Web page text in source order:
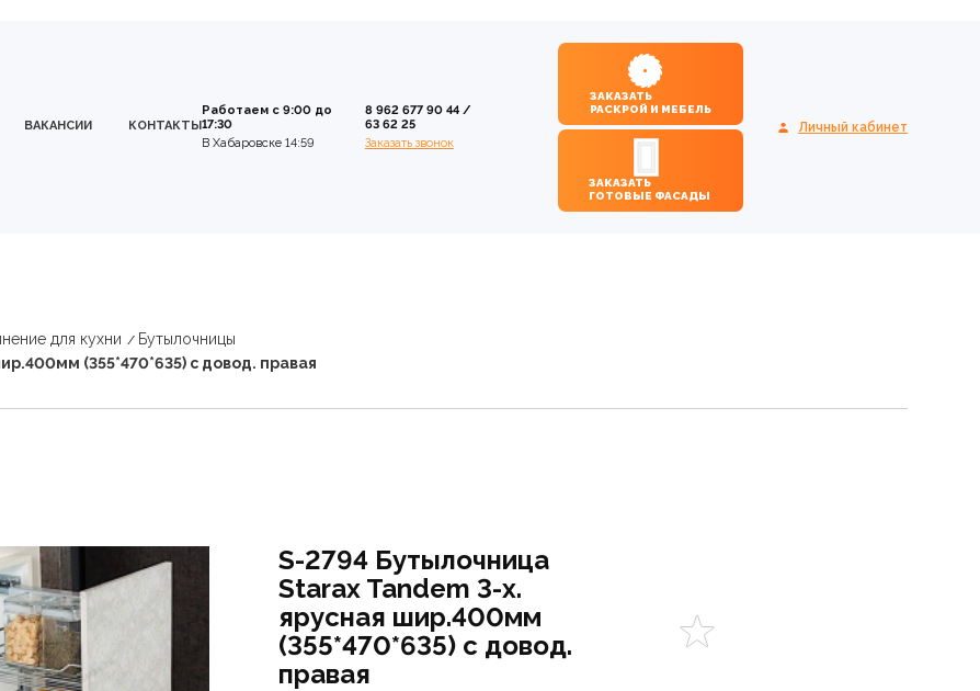
ВАКАНСИИ КОНТАКТЫ
Работаем с 9:00 до
17:30
В Хабаровске 14:59
8 962 677 90 44/
63 62 25
Заказать звонок
ЗАКАЗАТЬ
РАСКРОЙ И МЕБЕЛЬ
ЗАКАЗАТЬ
ГОТОВЫЕ ФАСАДЫ
Личный кабинет
для кухни
Бутылочницы
(355*470*635) c довод. правая
S-2794 Бутылочница
Starax Tandem 3-х.
ярусная шир.400мм
(355*470*635) c довод.
правая